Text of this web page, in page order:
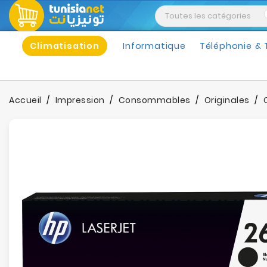
Climatisation Informatique Téléphonie &
Accueil Impression Consommables Originales